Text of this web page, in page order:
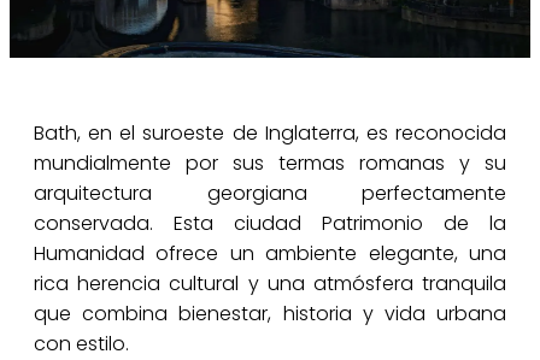
Bath, en el suroeste de Inglaterra, es reconocida
mundialmente por sus termas romanas y su
arquitectura georgiana perfectamente
conservada. Esta ciudad Patrimonio de la
Humanidad ofrece un ambiente elegante, una
rica herencia cultural y una atmósfera tranquila
que combina bienestar, historia y vida urbana
con estilo.